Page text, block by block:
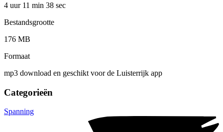
4 uur 11 min 38 sec
Bestandsgrootte
176 MB
Formaat
mp3 download en geschikt voor de Luisterrijk app
Categorieën
Spanning